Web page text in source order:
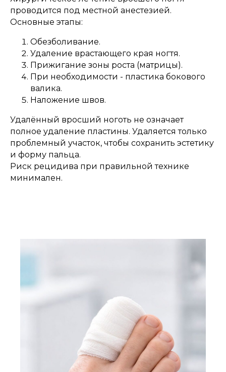
проводится под местной анестезией.
Основные этапы:
Обезболивание.
Удаление врастающего края ногтя.
Прижигание зоны роста (матрицы).
При необходимости - пластика бокового
валика.
Наложение швов.
Удалённый вросший ноготь не означает
полное удаление пластины. Удаляется только
проблемный участок, чтобы сохранить эстетику
и форму пальца.
Риск рецидива при правильной технике
минимален.